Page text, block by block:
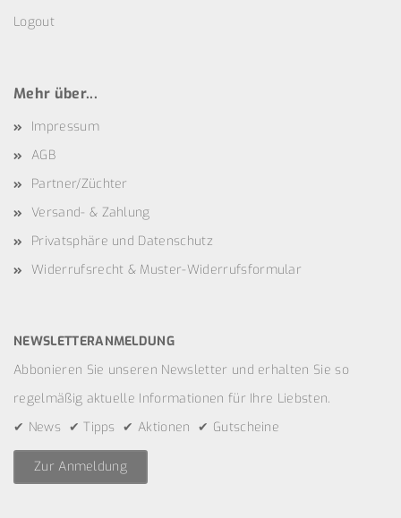
Logout
Mehr über...
Impressum
AGB
Partner/Züchter
Versand- & Zahlung
Privatsphäre und Datenschutz
Widerrufsrecht & Muster-Widerrufsformular
NEWSLETTERANMELDUNG
Abbonieren Sie unseren Newsletter und erhalten Sie so
regelmäßig aktuelle Informationen für Ihre Liebsten.
✔ News ✔ Tipps ✔ Aktionen ✔ Gutscheine
Zur Anmeldung